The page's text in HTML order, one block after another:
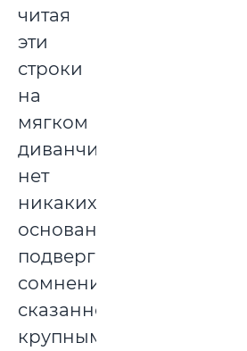
читая
эти
строки
на
мягком
диванчике,
нет
никаких
оснований
подвергать
сомнению
сказанное
крупным